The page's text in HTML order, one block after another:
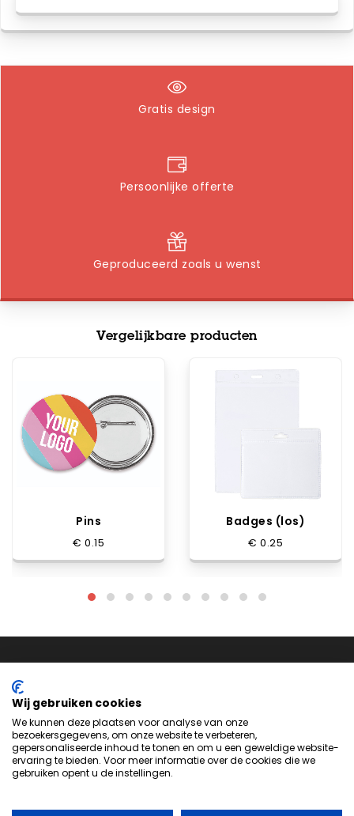
Wij gebruiken cookies
We kunnen deze plaatsen voor analyse van onze
bezoekersgegevens, om onze website te verbeteren,
gepersonaliseerde inhoud te tonen en om u een geweldige website-
ervaring te bieden. Voor meer informatie over de cookies die we
gebruiken opent u de instellingen.
Gratis design
Persoonlijke offerte
Geproduceerd zoals u wenst
Vergelijkbare producten
Pins
€ 0.15
Badges (los)
€ 0.25
Neemcontactmet ons op om te zien hoe we je kunnen
helpen bij het maken van het perfecte product voor jouw
volgende evenement of project.